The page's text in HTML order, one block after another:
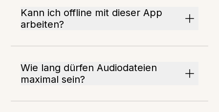
Kann ich offline mit dieser App
arbeiten?
Wie lang dürfen Audiodateien
maximal sein?